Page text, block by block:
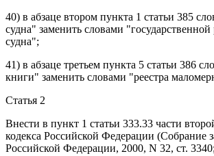
40) в абзаце втором пункта 1 статьи 385
судна" заменить словами "государственной
судна";
41) в абзаце третьем пункта 5 статьи 386
книги" заменить словами "реестра
Статья 2
Внести в пункт 1 статьи 333.33 части
кодекса Российской Федерации (Собрание
Российской Федерации, 2000, N 32, ст.